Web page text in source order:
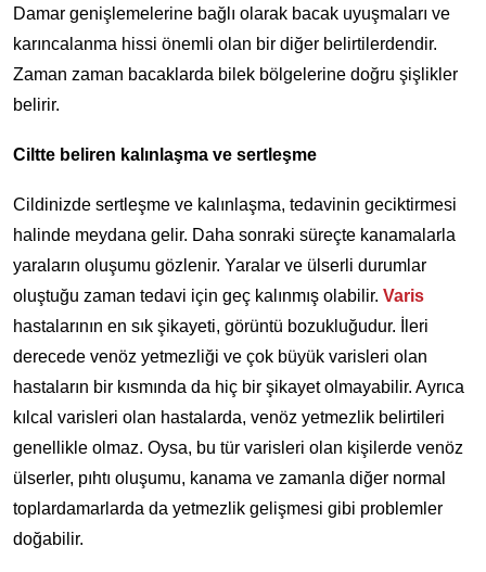
Damar genişlemelerine bağlı olarak bacak uyuşmaları ve
karıncalanma hissi önemli olan bir diğer belirtilerdendir.
Zaman zaman bacaklarda bilek bölgelerine doğru şişlikler
belirir.
Ciltte beliren kalınlaşma ve sertleşme
Cildinizde sertleşme ve kalınlaşma, tedavinin geciktirmesi
halinde meydana gelir. Daha sonraki süreçte kanamalarla
yaraların oluşumu gözlenir. Yaralar ve ülserli durumlar
oluştuğu zaman tedavi için geç kalınmış olabilir. Varis
hastalarının en sık şikayeti, görüntü bozukluğudur. İleri
derecede venöz yetmezliği ve çok büyük varisleri olan
hastaların bir kısmında da hiç bir şikayet olmayabilir. Ayrıca
kılcal varisleri olan hastalarda, venöz yetmezlik belirtileri
genellikle olmaz. Oysa, bu tür varisleri olan kişilerde venöz
ülserler, pıhtı oluşumu, kanama ve zamanla diğer normal
toplardamarlarda da yetmezlik gelişmesi gibi problemler
doğabilir.